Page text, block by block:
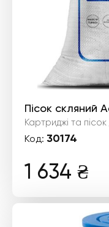
Пісок скляний
Картриджі та пісок
Код: 30174
1 634 ₴